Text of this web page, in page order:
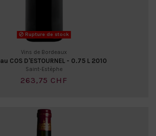
Rupture de stock
Vins de Bordeaux
COS D'ESTOURNEL - 0.75 L 2010
Saint-Estèphe
263,75 CHF